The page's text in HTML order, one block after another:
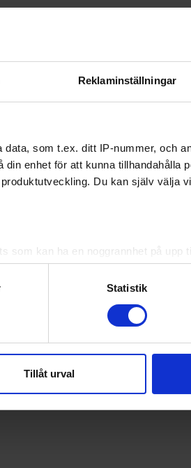
Reklaminställningar
data, som t.ex. ditt IP-nummer, och
enhet för att kunna tillhandahålla
Du kan själv välja
som kan ha en noggrannhet på upp
för specifika kännetecken
och ställ in dina preferenser i
förklaringen.
även sådana identifierare och
som vi samarbetar med. Dessa kan i
Statistik
Tillåt urval